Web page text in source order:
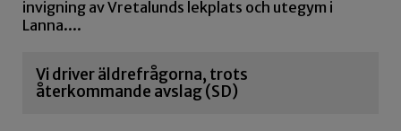
invigning av Vretalunds lekplats och utegym i
Lanna....
Vi driver äldrefrågorna, trots
återkommande avslag (SD)